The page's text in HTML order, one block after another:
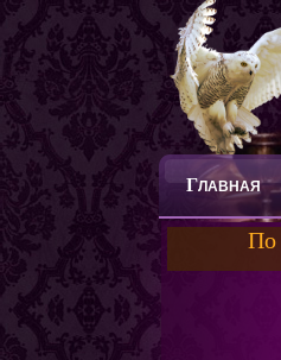
ГЛАВНАЯ
По